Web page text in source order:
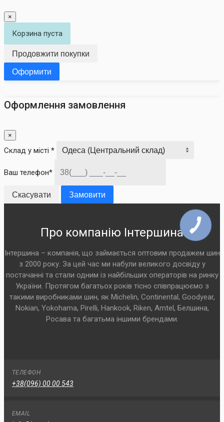
×
Корзина пуста
Продовжити покупки
Оформити
Оформлення замовлення
×
Склад у місті *
Ваш телефон*
Скасувати Замовити
Про компанію Інтершина
Інтершина – компанія, що займається оптовим продажем шин
з 2000 року. За цей час ми набули великого досвіду у
постачанні та стали одним із найбільших операторів на ринку
України. Протягом багатьох років тісно співпрацюємо з
такими виробниками шин, як Michelin, Continental, Goodyear,
Nokian, Yokohama, Pirelli, Hankook, Riken, Amtel, Белшина,
Росава та багатьма іншими брендами.
ТЕЛЕФОН
+38(096) 00 00 543
EMAIL